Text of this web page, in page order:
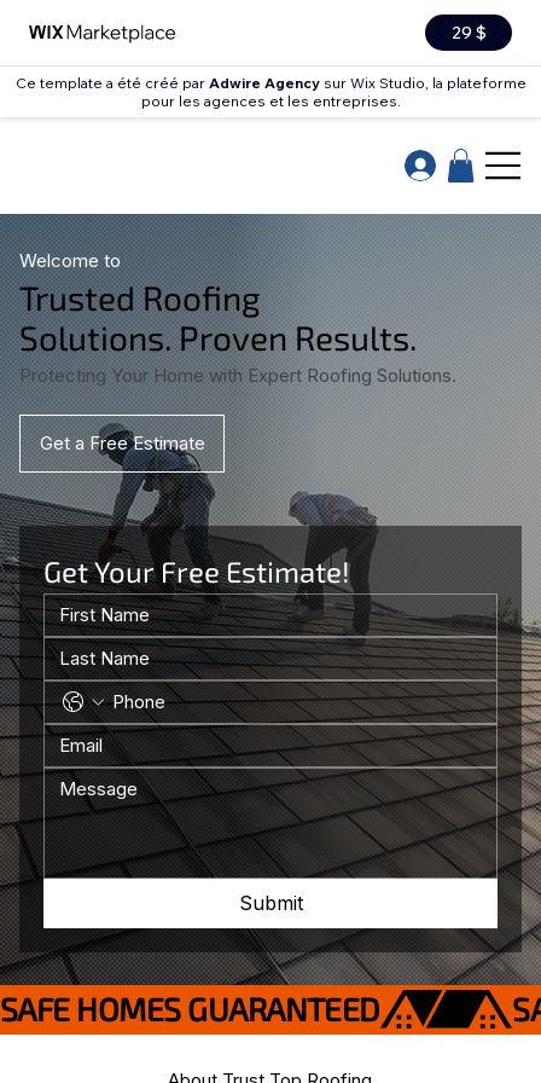
29 $
Ce template a été créé par Adwire Agencysur Wix Studio, la plateforme
pour les agences et les entreprises.